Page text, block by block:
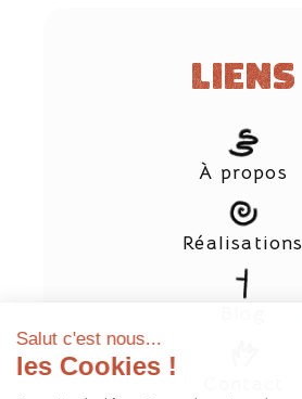
Liens
À propos
Réalisations